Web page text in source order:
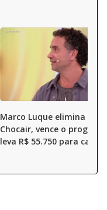
Marco Luque elimina
Chocair, vence o
leva R$ 55.750 para casa